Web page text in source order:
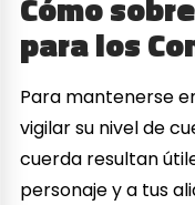
para los
Para mantenerse
vigilar su nivel de
cuerda resultan
personaje y a tus